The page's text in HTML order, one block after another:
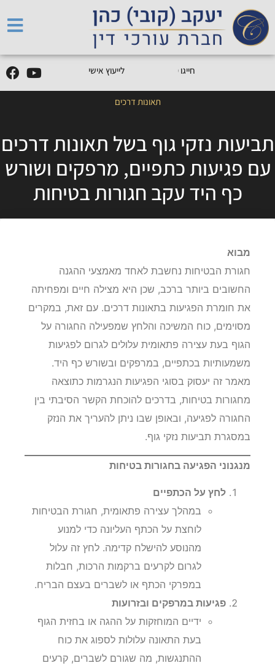
חייגו050- לייעוץ אישי
תאונות דרכים
תביעות נזקי גוף בשל תאונות דרכים
עם פגיעות כתפיים, מרפקים ושורש
כף היד עקב חגורות בטיחות
מבוא
חגורת הבטיחות נחשבת לאחד מאמצעי ההגנה
החשובים ביותר ברכב, שכן היא מצילה חיים ומפחיתה
את חומרת הפגיעות בתאונות דרכים. עם זאת, במקרים
מסוימים, כוח המשיכה והלחץ שמפעילה החגורה על
הגוף בעת עצירה פתאומית עלולים לגרום לפגיעות
משמעותיות בכתפיים, במרפקים ובשורש כף היד.
מאמר זה יעסוק בסוגי הפגיעות הנגרמות כתוצאה
מחגורות בטיחות, בדרכים להוכחת הקשר הסיבתי בין
החגורה לפגיעה, ובאופן שבו ניתן להעריך את הנזק
במסגרת תביעות נזקי גוף.
מנגנוני הפגיעה בחגורות בטיחות
לחץ על הכתפיים
במהלך עצירה פתאומית, חגורת הבטיחות
לוחצת על הכתף העליונה כדי למנוע
מהנוסע להישלח קדימה. לחץ זה עלול
לגרום לקרעים ברקמות הרכות, חבלות
במפרקי הכתף או לשברים בעצם הבריח.
פגיעות במרפקים ובזרועות
ידיים המוחזקות על ההגה או בחזית הגוף
בעת התאונה עלולות לספוג את כוח
ההתנגשות, מה שגורם לשברים, קרעים